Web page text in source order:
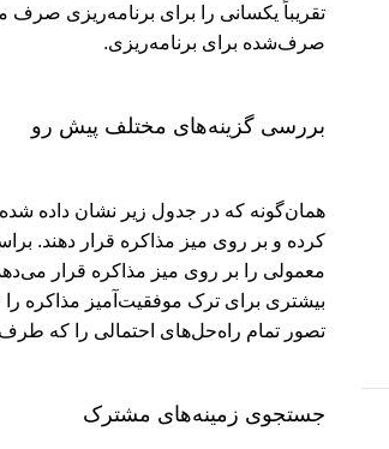
تقریباً یکسانی را برای برنامه‌ریزی
صرف‌شده برای برنامه‌ریزی.
بررسی گزینه‌های مختلف پیش رو
همان‌گونه که در جدول زیر نشان داده
کرده و بر روی میز مذاکره قرار دهند.
معمولی را بر روی میز مذاکره قرار
بیشتری برای ترک موفقیت‌آمیز مذاکره
تصور تمام راه‌حل‌های احتمالی را که
جستجوی زمینه‌های مشترک